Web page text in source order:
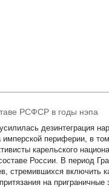
РСФСР в годы нэпа
дезинтеграция
периферии, в
карельского
России. В период
стремившихся включить
на